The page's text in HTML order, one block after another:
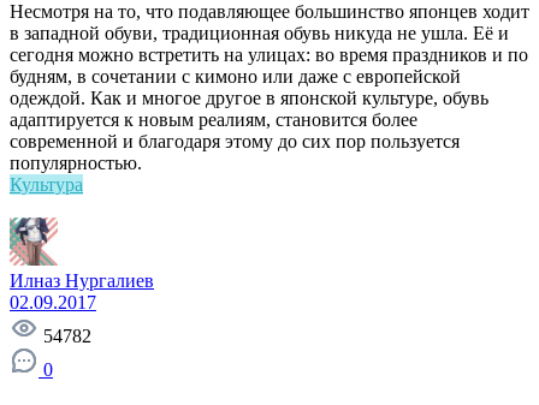
Несмотря на то, что подавляющее большинство японцев ходит
в западной обуви, традиционная обувь никуда не ушла. Её и
сегодня можно встретить на улицах: во время праздников и по
будням, в сочетании с кимоно или даже с европейской
одеждой. Как и многое другое в японской культуре, обувь
адаптируется к новым реалиям, становится более
современной и благодаря этому до сих пор пользуется
популярностью.
Культура
Илназ Нургалиев
02.09.2017
54782
0